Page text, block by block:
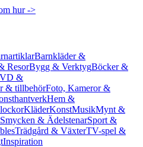
hur ->
Barnkläder &
ResorBygg & VerktygBöcker &
&
& tillbehörFoto, Kameror &
Hem &
KläderKonstMusikMynt &
Smycken & ÄdelstenarSport &
Trädgård & VäxterTV-spel &
Inspiration